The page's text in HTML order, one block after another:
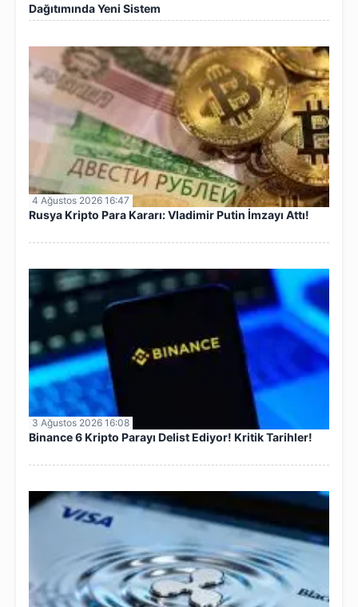
Dağıtımında Yeni Sistem
4 Ağustos 2026 16:47
Rusya Kripto Para Kararı: Vladimir Putin İmzayı Attı!
3 Ağustos 2026 16:08
Binance 6 Kripto Parayı Delist Ediyor! Kritik Tarihler!